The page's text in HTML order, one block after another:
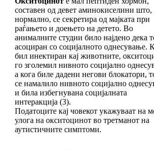
составен од девет аминокиселини што,
нормално, се секретира од мајката при
раѓањето и доењето на детето. Во
анималните студии било најдено дека
асоциран со социјалното однесување.
бил инектиран кај животните,
го зголемил нивното социјално
а кога биле дадени негови блокатори,
се намалило нивното социјално
и била избегнувана социјалната
интеракција (3).
Податоците кај човекот укажуваат на
улога на окситоцинот во третманот на
аутистичните симптоми.